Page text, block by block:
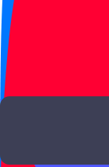
什么,